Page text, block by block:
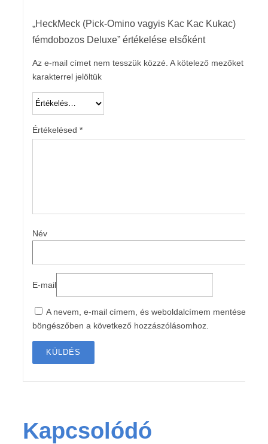
„HeckMeck (Pick-Omino vagyis Kac Kac Kukac)
fémdobozos Deluxe” értékelése elsőként
Az e-mail címet nem tesszük közzé. A kötelező mezőket
karakterrel jelöltük
Értékelésed *
Név
E-mail
A nevem, e-mail címem, és weboldalcímem mentése a
böngészőben a következő hozzászólásomhoz.
Kapcsolódó